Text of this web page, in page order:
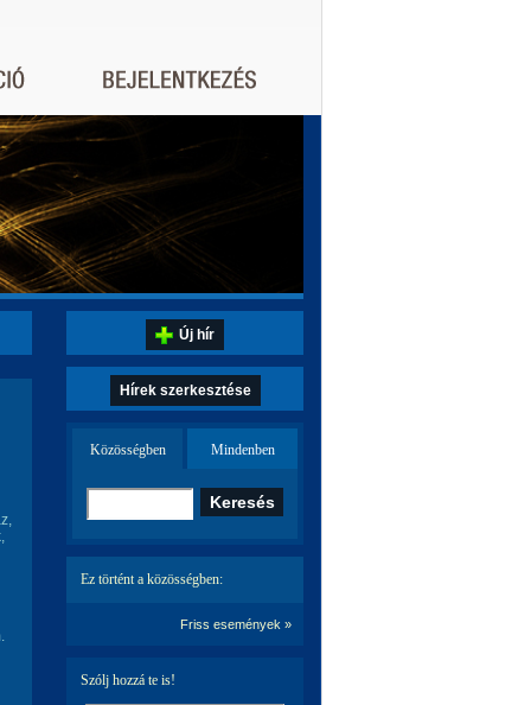
Új hír
Hírek szerkesztése
Közösségben Mindenben
Ez történt a közösségben:
Friss események »
Szólj hozzá te is!